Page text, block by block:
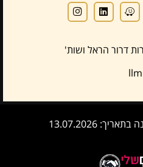
דרור הראל ושות'
13.07.2026